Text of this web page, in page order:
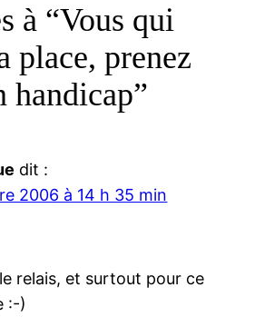
à “Vous qui
place, prenez
handicap”
dit :
2006 à 14 h 35 min
relais, et surtout pour ce
:-)